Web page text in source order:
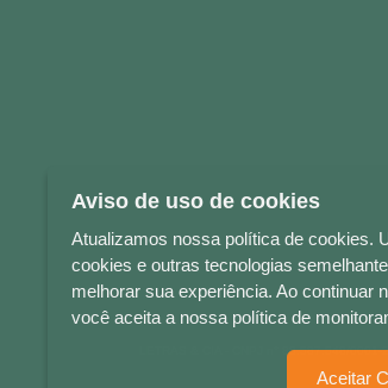
LETRAS & CIA - CNPJ n° 88.587.548/
Aviso de uso de cookies
Atualizamos nossa política de cookies.
cookies e outras tecnologias
melhorar sua experiência. Ao continuar
você aceita a nossa política de
Aceitar